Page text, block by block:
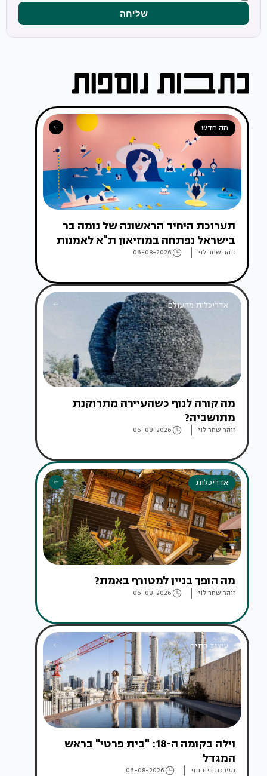
שליחה
מה חדש
תערוכת היחיד הראשונה של נומה בר
בישראל נפתחה במוזיאון ת"א לאמנות
זוהר שחר לוי 06-08-2026
אדריכלות מהעולם
מה קורה לנוף כשהעיירה מתרוקנת
מתושביה?
זוהר שחר לוי 06-08-2026
אדריכלות
מה הופך בניין למטורף באמת?
זוהר שחר לוי 06-08-2026
עיצוב בתים
וילה בקומה ה-18: "בית פרטי" בראש
המגדל
מערכת בית ונוי 06-08-2026